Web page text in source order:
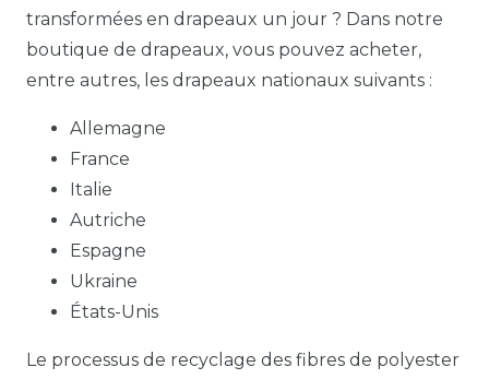
transformées en drapeaux un jour ? Dans notre
boutique de drapeaux, vous pouvez acheter,
entre autres, les drapeaux nationaux suivants :
Allemagne
France
Italie
Autriche
Espagne
Ukraine
États-Unis
Le processus de recyclage des fibres de polyester